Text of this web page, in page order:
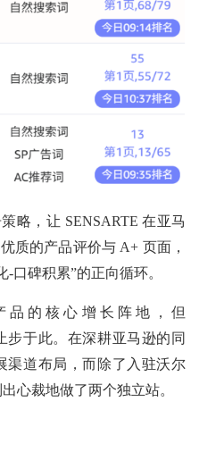
略，让 SENSARTE 在亚马
质的产品评价与 A+ 页面，
口碑积累”的正向循环。
品的核心增长阵地，但
步于此。在深耕亚马逊的同
渠道布局，而除了入驻沃尔
心裁地做了两个独立站。